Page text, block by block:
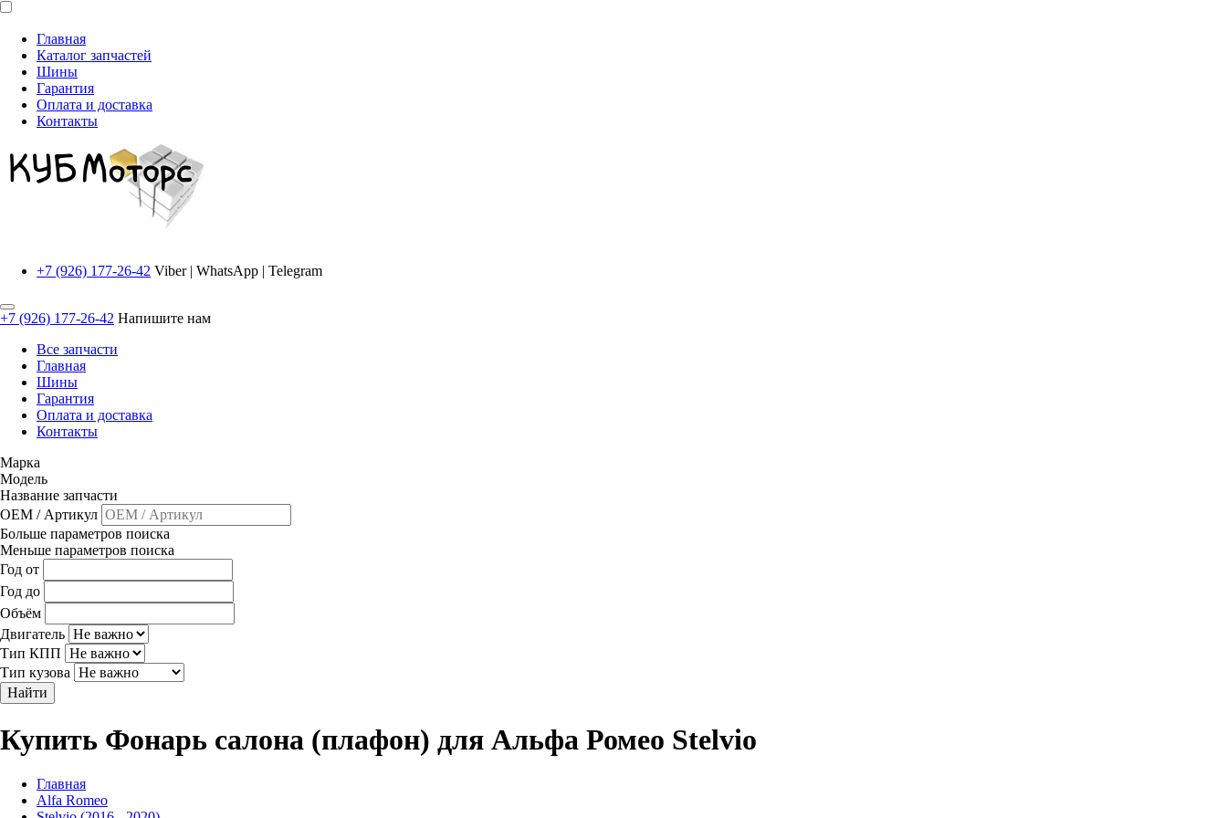
Главная
Каталог запчастей
Шины
Гарантия
Оплата и доставка
Контакты
+7 (926) 177-26-42 Viber | WhatsApp | Telegram
+7 (926) 177-26-42 Напишите нам
Все запчасти
Главная
Шины
Гарантия
Оплата и доставка
Контакты
Марка
Модель
Название запчасти
OEM / Артикул
Больше параметров поиска
Меньше параметров поиска
Год от
Год до
Объём
Двигатель
Тип КПП
Тип кузова
Найти
Купить Фонарь салона (плафон) для Альфа Ромео Stelvio
Главная
Alfa Romeo